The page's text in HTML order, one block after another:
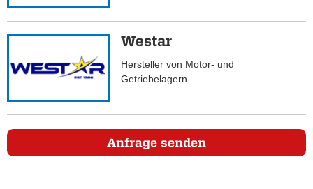
Westar
Hersteller von Motor- und
Getriebelagern.
Anfrage senden